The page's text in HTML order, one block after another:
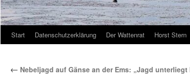
Start Datenschutzerklärung Der Wattenrat Horst Stern
← Nebeljagd auf Gänse an der Ems: „Jagd